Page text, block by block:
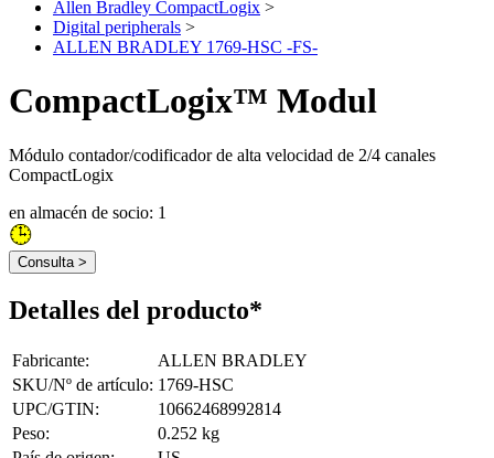
Allen Bradley CompactLogix >
Digital peripherals >
ALLEN BRADLEY 1769-HSC -FS-
CompactLogix™ Modul
Módulo contador/codificador de alta velocidad de 2/4 canales
CompactLogix
en almacén de socio: 1
Consulta >
Detalles del producto*
Fabricante:
ALLEN BRADLEY
SKU/Nº de artículo: 1769-HSC
UPC/GTIN:
10662468992814
Peso:
0.252 kg